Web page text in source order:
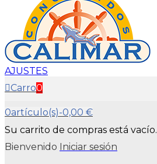
AJUSTES
Carro0
0artículo(s)-0,00 €
Su carrito de compras está vacío.
Bienvenido Iniciar sesión